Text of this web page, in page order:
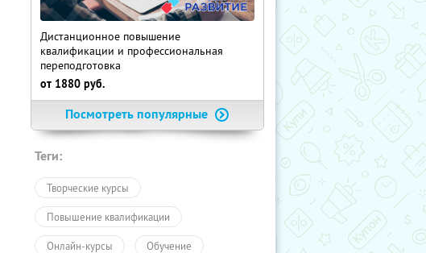
Дистанционное повышение
квалификации и профессиональная
переподготовка
от 1880 руб.
Посмотреть популярные
Теги:
Творческие курсы
Повышение квалификации
Онлайн-курсы Обучение